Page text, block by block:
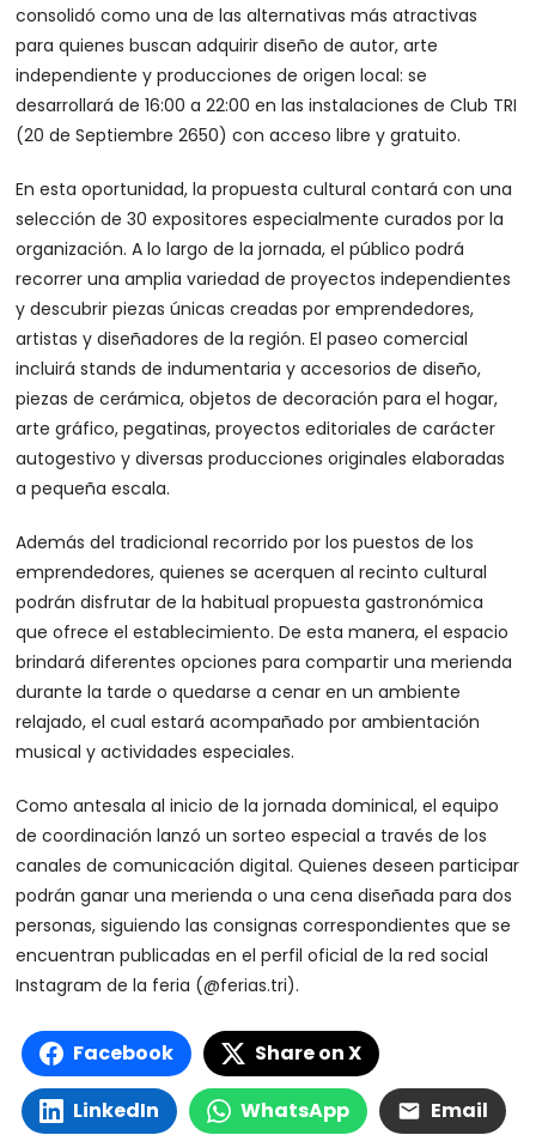
consolidó como una de las alternativas más atractivas
para quienes buscan adquirir diseño de autor, arte
independiente y producciones de origen local: se
desarrollará de 16:00 a 22:00 en las instalaciones de Club TRI
(20 de Septiembre 2650) con acceso libre y gratuito.
En esta oportunidad, la propuesta cultural contará con una
selección de 30 expositores especialmente curados por la
organización. A lo largo de la jornada, el público podrá
recorrer una amplia variedad de proyectos independientes
y descubrir piezas únicas creadas por emprendedores,
artistas y diseñadores de la región. El paseo comercial
incluirá stands de indumentaria y accesorios de diseño,
piezas de cerámica, objetos de decoración para el hogar,
arte gráfico, pegatinas, proyectos editoriales de carácter
autogestivo y diversas producciones originales elaboradas
a pequeña escala.
Además del tradicional recorrido por los puestos de los
emprendedores, quienes se acerquen al recinto cultural
podrán disfrutar de la habitual propuesta gastronómica
que ofrece el establecimiento. De esta manera, el espacio
brindará diferentes opciones para compartir una merienda
durante la tarde o quedarse a cenar en un ambiente
relajado, el cual estará acompañado por ambientación
musical y actividades especiales.
Como antesala al inicio de la jornada dominical, el equipo
de coordinación lanzó un sorteo especial a través de los
canales de comunicación digital. Quienes deseen participar
podrán ganar una merienda o una cena diseñada para dos
personas, siguiendo las consignas correspondientes que se
encuentran publicadas en el perfil oficial de la red social
Instagram de la feria (@ferias.tri).
Facebook Share on X
LinkedIn WhatsApp Email